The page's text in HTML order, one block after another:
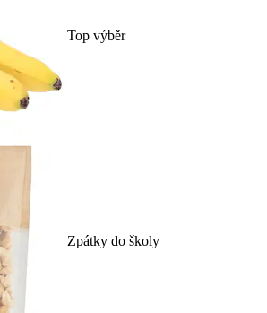
Top výběr
Zpátky do školy